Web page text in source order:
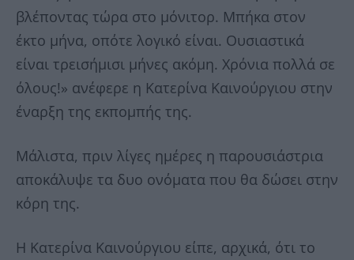
βλέποντας τώρα στο μόνιτορ. Μπήκα στον
έκτο μήνα, οπότε λογικό είναι. Ουσιαστικά
είναι τρεισήμισι μήνες ακόμη. Χρόνια πολλά σε
όλους!» ανέφερε η Κατερίνα Καινούργιου στην
έναρξη της εκπομπής της.
Μάλιστα, πριν λίγες ημέρες η παρουσιάστρια
αποκάλυψε τα δυο ονόματα που θα δώσει στην
κόρη της.
Η Κατερίνα Καινούργιου είπε, αρχικά, ότι το